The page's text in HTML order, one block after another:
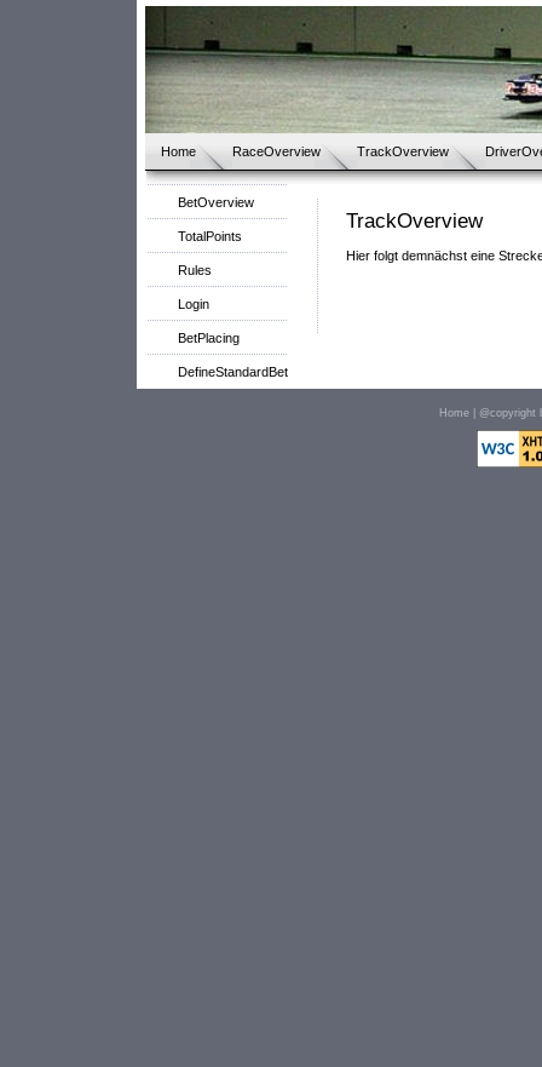
Home RaceOverview TrackOverview
BetOverview
TotalPoints
Rules
Login
BetPlacing
DefineStandardBet
TrackOverview
Hier folgt demnächst eine
Home |